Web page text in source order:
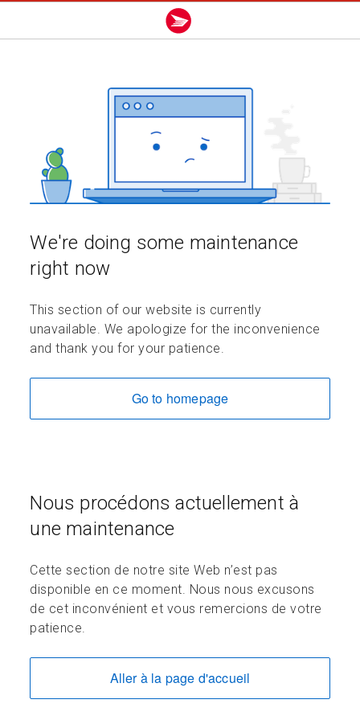
We're doing some maintenance
right now
This section of our website is currently
unavailable. We apologize for the inconvenience
and thank you for your patience.
Go to homepage
Nous procédons actuellement à
une maintenance
Cette section de notre site Web n’est pas
disponible en ce moment. Nous nous excusons
de cet inconvénient et vous remercions de votre
patience.
Aller à la page d'accueil